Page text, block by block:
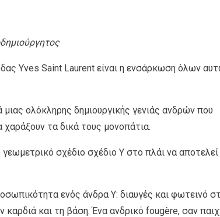
Yves Saint Laurent είναι η ενσάρκωση όλων
ολόκληρης δημιουργικής γενιάς ανδρών που
τα δικά τους μονοπάτια.
σχέδιο σχέδιο Υ στο πλάι να αποτελεί
ενός άνδρα Y: διαυγές και φωτεινό
και τη βάση. Ένα ανδρικό fougère, σαν